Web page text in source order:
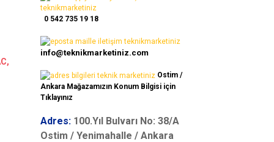
0 542 735 19 18
info@teknikmarketiniz.com
Ostim /
Ankara Mağazamızın Konum Bilgisi için
Tıklayınız
Adres: 100.Yıl Bulvarı No: 38/A
Ostim / Yenimahalle / Ankara